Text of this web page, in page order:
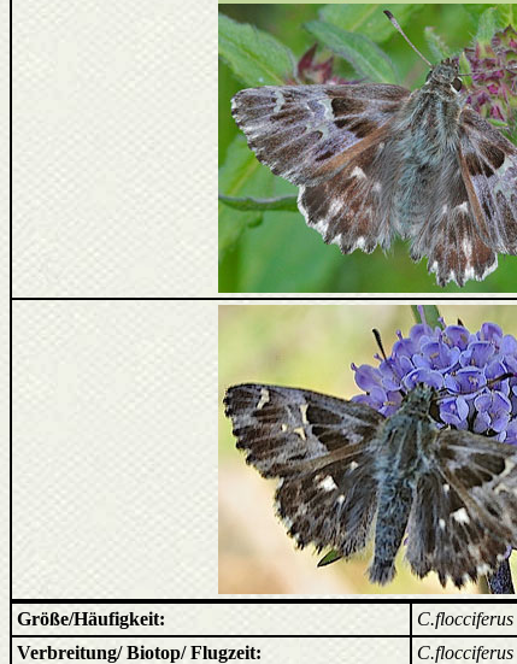
Größe/Häufigkeit: C.flocciferus
Verbreitung/ Biotop/ Flugzeit:
C.flocciferus